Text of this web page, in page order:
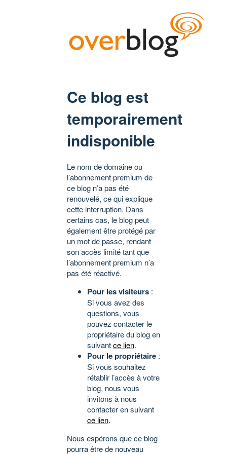
Ce blog est
temporairement
indisponible
Le nom de domaine ou
l’abonnement premium de
ce blog n’a pas été
renouvelé, ce qui explique
cette interruption. Dans
certains cas, le blog peut
également être protégé par
un mot de passe, rendant
son accès limité tant que
l’abonnement premium n’a
pas été réactivé.
Pour les visiteurs :
Si vous avez des
questions, vous
pouvez contacter le
propriétaire du blog en
suivantce lien.
Pour le propriétaire :
Si vous souhaitez
rétablir l’accès à votre
blog, nous vous
invitons à nous
contacter en suivant
ce lien.
Nous espérons que ce blog
pourra être de nouveau